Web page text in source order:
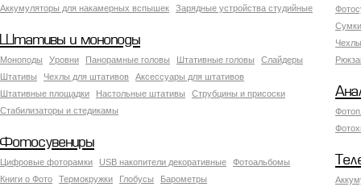
Аккумуляторы для накамерных вспышек
Зарядные устройства студийные
Штативы и моноподы
Моноподы Уровни Панорамные головы Штативные головы
Слайдеры
Штативы
Чехлы для штативов
Аксессуары для штативов
Штативные площадки
Настольные штативы
Струбцины и присоски
Стабилизаторы и стедикамы
Фотосувениры
Цифровые фоторамки USB накопители декоративные
Фотоальбомы
Книги о Фото
Термокружки Глобусы Барометры